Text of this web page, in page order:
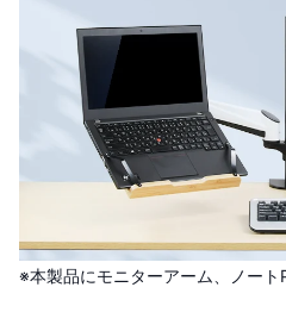
※本製品にモニターアーム、ノート